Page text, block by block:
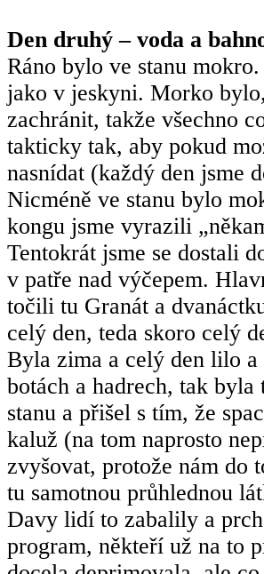
Den druhý – voda a
Ráno bylo ve stanu
jako v jeskyni. Morko
zachránit, takže všechno
takticky tak, aby pokud
nasnídat (každý den jsme
Nicméně ve stanu bylo
kongu jsme vyrazili
Tentokrát jsme se dostali
v patře nad výčepem.
točili tu Granát a
celý den, teda skoro celý
Byla zima a celý den lilo
botách a hadrech, tak
stanu a přišel s tím, že
kaluž (na tom naprosto
zvyšovat, protože nám do
tu samotnou průhlednou
Davy lidí to zabalily a
program, někteří už na to